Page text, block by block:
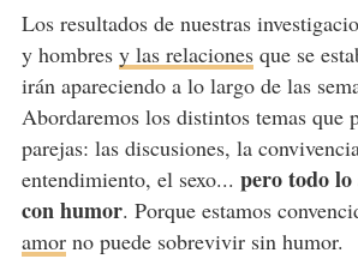
Los resultados de nuestras
y hombres y las relacionesque se
irán apareciendo a lo largo de las
Abordaremos los distintos temas que
parejas: las discusiones, la
entendimiento, el sexo... pero todo
con humor. Porque estamos
amorno puede sobrevivir sin humor.